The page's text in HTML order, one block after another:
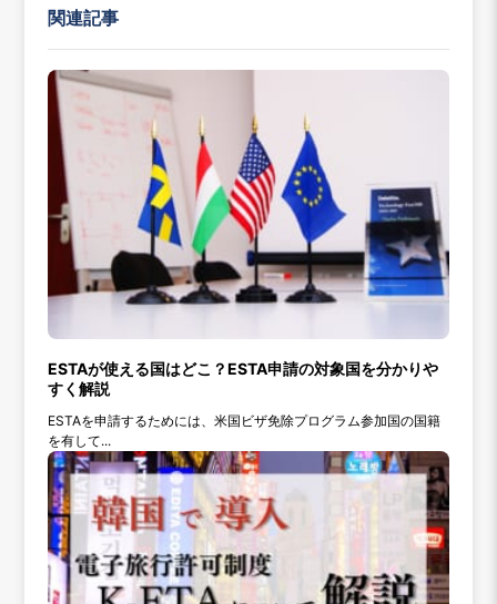
関連記事
ESTAが使える国はどこ？ESTA申請の対象国を分かりや
すく解説
ESTAを申請するためには、米国ビザ免除プログラム参加国の国籍
を有して...